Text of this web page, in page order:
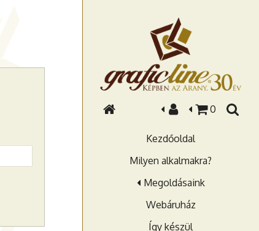
0
Kezdőoldal
Milyen alkalmakra?
Megoldásaink
Webáruház
Így készül